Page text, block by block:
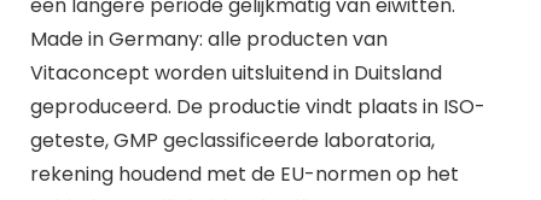
Made in Germany: alle producten van
Vitaconcept worden uitsluitend in Duitsland
geproduceerd. De productie vindt plaats in ISO-
geteste, GMP geclassificeerde laboratoria,
rekening houdend met de EU-normen op het